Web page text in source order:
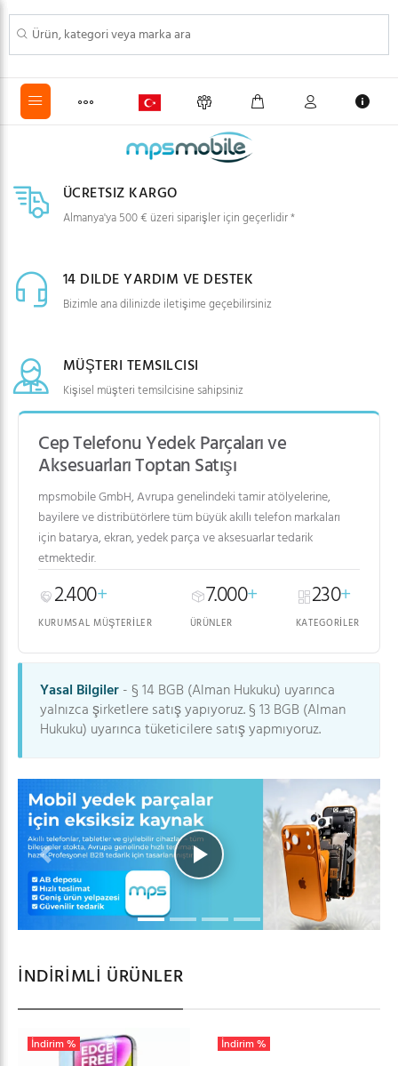
ÜCRETSIZ KARGO
Almanya'ya 500 € üzeri siparişler için geçerlidir *
14 DILDE YARDIM VE DESTEK
Bizimle ana dilinizde iletişime geçebilirsiniz
MÜŞTERI TEMSILCISI
Kişisel müşteri temsilcisine sahipsiniz
Cep Telefonu Yedek Parçaları ve
Aksesuarları Toptan Satışı
mpsmobile GmbH, Avrupa genelindeki tamir atölyelerine,
bayilere ve distribütörlere tüm büyük akıllı telefon markaları
için batarya, ekran, yedek parça ve aksesuarlar tedarik
etmektedir.
2.400+
KURUMSAL MÜŞTERILER
7.000+
ÜRÜNLER
230+
KATEGORILER
Yasal Bilgiler- § 14 BGB (Alman Hukuku) uyarınca
yalnızca şirketlere satış yapıyoruz. § 13 BGB (Alman
Hukuku) uyarınca tüketicilere satış yapmıyoruz.
Previous Next
İNDIRIMLI ÜRÜNLER
İndirim % İndirim %